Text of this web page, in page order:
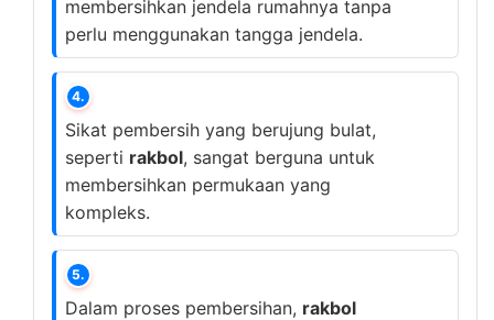
membersihkan jendela rumahnya tanpa
perlu menggunakan tangga jendela.
4.
Sikat pembersih yang berujung bulat,
seperti rakbol, sangat berguna untuk
membersihkan permukaan yang
kompleks.
5.
Dalam proses pembersihan, rakbol